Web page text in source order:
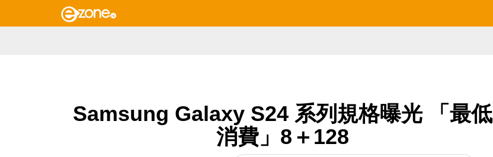
Samsung Galaxy S24 系列規格曝光 「最低
消費」8＋128